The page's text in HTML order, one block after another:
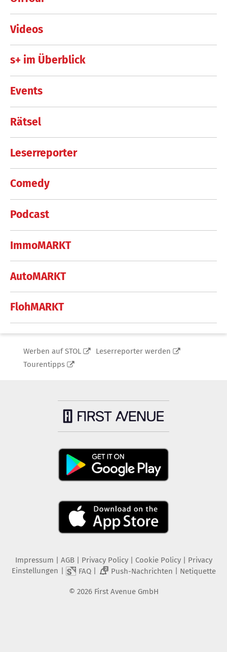
Videos
s+ im Überblick
Events
Rätsel
Leserreporter
Comedy
Podcast
ImmoMARKT
AutoMARKT
FlohMARKT
Werben auf STOL
Leserreporter werden
Tourentipps
Impressum | AGB | Privacy Policy| Cookie Policy| Privacy
Einstellungen | FAQ| 2 Push-Nachrichten | Netiquette
© 2026 First Avenue GmbH